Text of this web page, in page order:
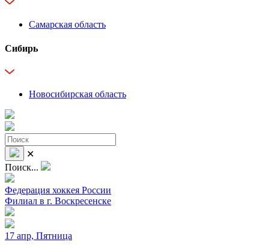
Самарская область
Сибирь
Новосибирская область
✕
Поиск...
Федерация хоккея России
Филиал в г. Воскресенске
17 апр, Пятница